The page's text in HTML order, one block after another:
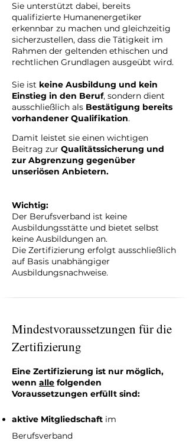
Sie unterstützt dabei, bereits
qualifizierte Humanenergetiker
erkennbar zu machen und gleichzeitig
sicherzustellen, dass die Tätigkeit im
Rahmen der geltenden ethischen und
rechtlichen Grundlagen ausgeübt wird.
Sie ist keine Ausbildung und kein
Einstieg in den Beruf, sondern dient
ausschließlich als Bestätigung bereits
vorhandener Qualifikation.
Damit leistet sie einen wichtigen
Beitrag zur Qualitätssicherung und
zur Abgrenzung gegenüber
unseriösen Anbietern.
Wichtig:
Der Berufsverband ist keine
Ausbildungsstätte und bietet selbst
keine Ausbildungen an.
Die Zertifizierung erfolgt ausschließlich
auf Basis unabhängiger
Ausbildungsnachweise.
Mindestvoraussetzungen für die
Zertifizierung
Eine Zertifizierung ist nur möglich,
wenn alle folgenden
Voraussetzungen erfüllt sind:
aktive Mitgliedschaft im
Berufsverband